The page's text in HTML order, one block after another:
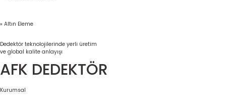
» Altın Eleme
Dedektör teknolojilerinde yerli üretim
ve global kalite anlayışı
AFK DEDEKTÖR
Kurumsal